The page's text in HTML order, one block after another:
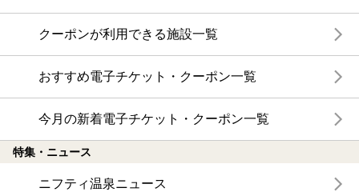
クーポンが利用できる施設一覧
おすすめ電子チケット・クーポン一覧
今月の新着電子チケット・クーポン一覧
特集・ニュース
ニフティ温泉ニュース